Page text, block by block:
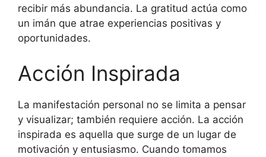
recibir más abundancia. La gratitud actúa como
un imán que atrae experiencias positivas y
oportunidades.
Acción Inspirada
La manifestación personal no se limita a pensar
y visualizar; también requiere acción. La acción
inspirada es aquella que surge de un lugar de
motivación y entusiasmo. Cuando tomamos